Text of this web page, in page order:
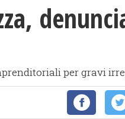
per gravi